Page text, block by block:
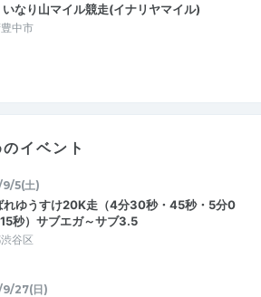
なり山マイル競走(イナリヤマイル)
中市
イベント
5(土)
れゆうすけ20K走（4分30秒・45秒・5分0
秒）サブエガ～サブ3.5
谷区
27(日)